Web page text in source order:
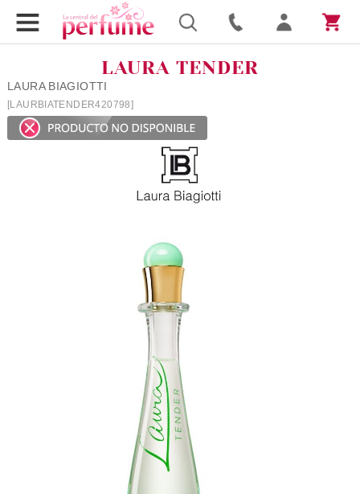
LAURA TENDER
LAURA BIAGIOTTI
[LAURBIATENDER420798]